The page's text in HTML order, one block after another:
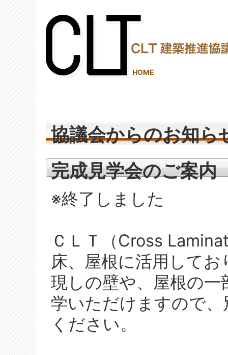
HOME
協議会からのお知ら
完成見学会のご案内
※終了しました
ＣＬＴ（Cross
床、屋根に活用して
現しの壁や、屋根の
学いただけますので
ください。